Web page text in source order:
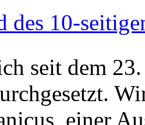
des 10-
seit dem
einer